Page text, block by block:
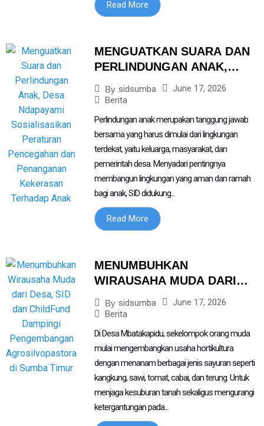
Read More
MENGUATKAN SUARA DAN
PERLINDUNGAN ANAK,
DESA NDAPAYAMI
SOSIALISASIKAN
DAN PENANGANAN
KEKERASAN TERHADAP
ANAK
By sidsumba
June 17, 2026
Berita
Perlindungan anak merupakan tanggung jawab
bersama yang harus dimulai dari lingkungan
terdekat, yaitu keluarga, masyarakat, dan
pemerintah desa. Menyadari pentingnya
membangun lingkungan yang aman dan ramah
bagi anak, SID didukung...
Read More
MENUMBUHKAN
WIRAUSAHA MUDA DARI
DESA, SID DAN CHILDFUND
DAMPINGI PENGEMBANGAN
SUMBA TIMUR
By sidsumba
June 17, 2026
Berita
Di Desa Mbatakapidu, sekelompok orang muda
mulai mengembangkan usaha hortikultura
dengan menanam berbagai jenis sayuran seperti
kangkung, sawi, tomat, cabai, dan terung. Untuk
menjaga kesuburan tanah sekaligus mengurangi
ketergantungan pada...